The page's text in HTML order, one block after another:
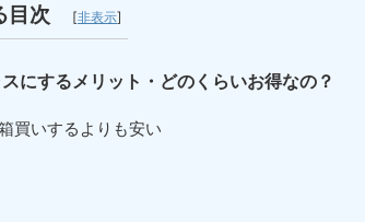
目次 [非表示]
にするメリット・どのくらいお得なの？
買いするよりも安い